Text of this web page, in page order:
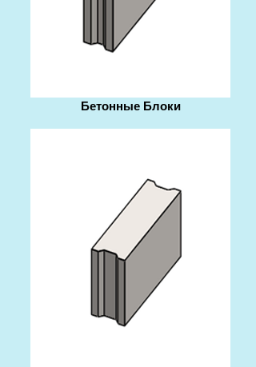
Бетонные Блоки